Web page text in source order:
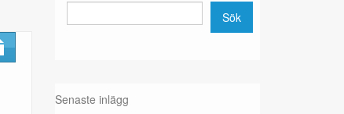
Sök
Senaste inlägg